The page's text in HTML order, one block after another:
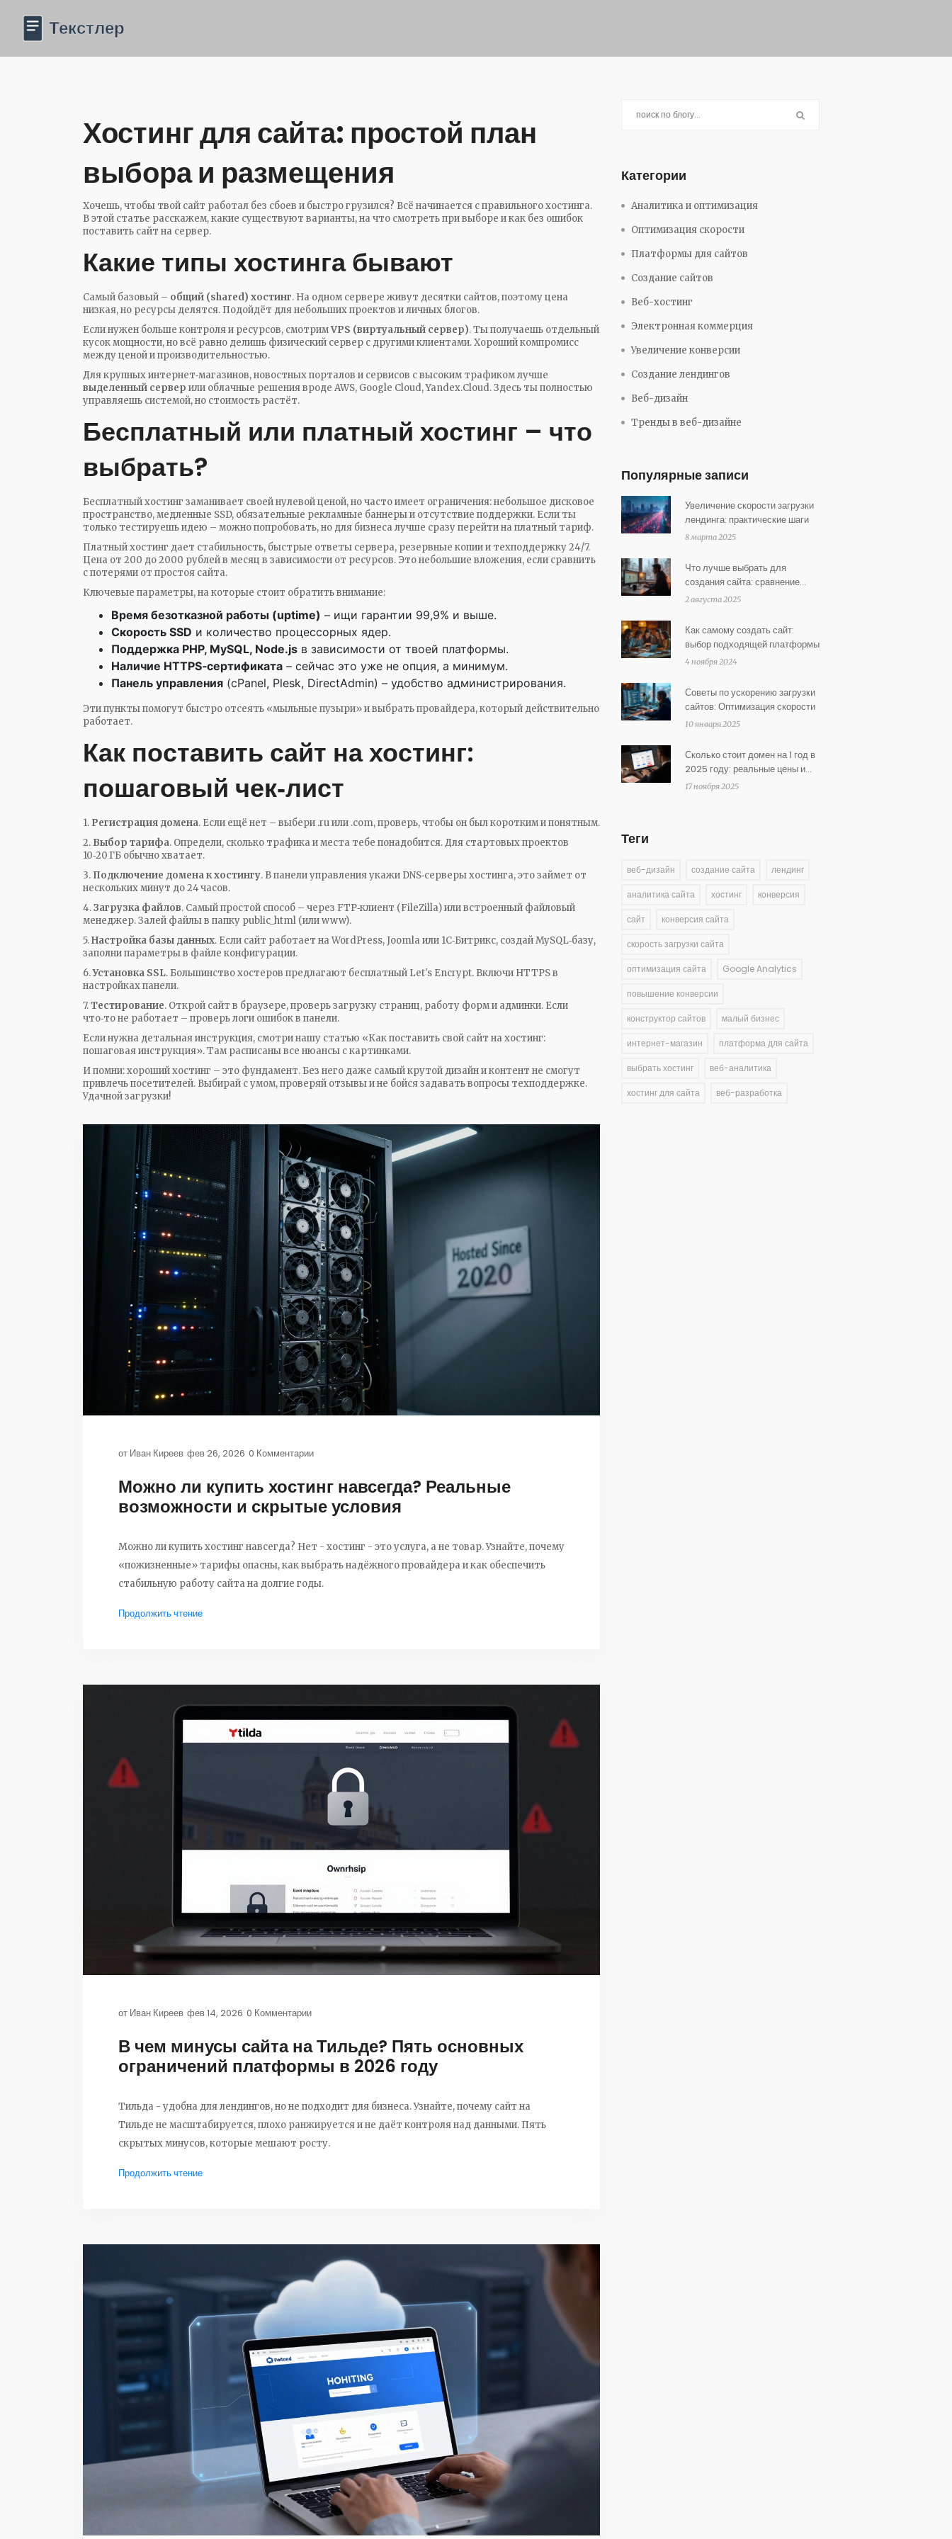
Хостинг для сайта: простой план
выбора и размещения
Хочешь, чтобы твой сайт работал без сбоев и быстро грузился? Всё начинается с правильного хостинга.
В этой статье расскажем, какие существуют варианты, на что смотреть при выборе и как без ошибок
поставить сайт на сервер.
Какие типы хостинга бывают
Самый базовый – общий (shared) хостинг. На одном сервере живут десятки сайтов, поэтому цена
низкая, но ресурсы делятся. Подойдёт для небольших проектов и личных блогов.
Если нужен больше контроля и ресурсов, смотримVPS (виртуальный сервер). Ты получаешь отдельный
кусок мощности, но всё равно делишь физический сервер с другими клиентами. Хороший компромисс
между ценой и производительностью.
Для крупных интернет‑магазинов, новостных порталов и сервисов с высоким трафиком лучше
выделенный сервер или облачные решения вроде AWS, Google Cloud, Yandex.Cloud. Здесь ты полностью
управляешь системой, но стоимость растёт.
Бесплатный или платный хостинг – что
выбрать?
Бесплатный хостинг заманивает своей нулевой ценой, но часто имеет ограничения: небольшое дисковое
пространство, медленные SSD, обязательные рекламные баннеры и отсутствие поддержки. Если ты
только тестируешь идею – можно попробовать, но для бизнеса лучше сразу перейти на платный тариф.
Платный хостинг дает стабильность, быстрые ответы сервера, резервные копии и техподдержку 24/7.
Цена от 200 до 2000 рублей в месяц в зависимости от ресурсов. Это небольшие вложения, если сравнить
с потерями от простоя сайта.
Ключевые параметры, на которые стоит обратить внимание:
Время безотказной работы (uptime) – ищи гарантии 99,9% и выше.
Скорость SSD и количество процессорных ядер.
Поддержка PHP, MySQL, Node.js в зависимости от твоей платформы.
Наличие HTTPS‑сертификата – сейчас это уже не опция, а минимум.
Панель управления (cPanel, Plesk, DirectAdmin) – удобство администрирования.
Эти пункты помогут быстро отсеять «мыльные пузыри» и выбрать провайдера, который действительно
работает.
Как поставить сайт на хостинг:
пошаговый чек‑лист
1. Регистрация домена. Если ещё нет – выбери .ru или .com, проверь, чтобы он был коротким и понятным.
2. Выбор тарифа. Определи, сколько трафика и места тебе понадобится. Для стартовых проектов
10‑20 ГБ обычно хватает.
3. Подключение домена к хостингу. В панели управления укажи DNS‑серверы хостинга, это займет от
нескольких минут до 24 часов.
4.Загрузка файлов. Самый простой способ – через FTP‑клиент (FileZilla) или встроенный файловый
менеджер. Залей файлы в папку public_html (или www).
5.Настройка базы данных. Если сайт работает на WordPress, Joomla или 1C‑Битрикс, создай MySQL‑базу,
заполни параметры в файле конфигурации.
6.Установка SSL. Большинство хостеров предлагают бесплатный Let's Encrypt. Включи HTTPS в
настройках панели.
7.Тестирование. Открой сайт в браузере, проверь загрузку страниц, работу форм и админки. Если
что‑то не работает – проверь логи ошибок в панели.
Если нужна детальная инструкция, смотри нашу статью «Как поставить свой сайт на хостинг:
пошаговая инструкция». Там расписаны все нюансы с картинками.
И помни: хороший хостинг – это фундамент. Без него даже самый крутой дизайн и контент не смогут
привлечь посетителей. Выбирай с умом, проверяй отзывы и не бойся задавать вопросы техподдержке.
Удачной загрузки!
от Иван Киреев фев 26, 2026 0 Комментарии
Можно ли купить хостинг навсегда? Реальные
возможности и скрытые условия
Можно ли купить хостинг навсегда? Нет - хостинг - это услуга, а не товар. Узнайте, почему
«пожизненные» тарифы опасны, как выбрать надёжного провайдера и как обеспечить
стабильную работу сайта на долгие годы.
Продолжить чтение
от Иван Киреев фев 14, 2026 0 Комментарии
В чем минусы сайта на Тильде? Пять основных
ограничений платформы в 2026 году
Тильда - удобна для лендингов, но не подходит для бизнеса. Узнайте, почему сайт на
Тильде не масштабируется, плохо ранжируется и не даёт контроля над данными. Пять
скрытых минусов, которые мешают росту.
Продолжить чтение
Категории
Аналитика и оптимизация
Оптимизация скорости
Платформы для сайтов
Создание сайтов
Веб-хостинг
Электронная коммерция
Увеличение конверсии
Создание лендингов
Веб-дизайн
Тренды в веб-дизайне
Популярные записи
Увеличение скорости загрузки
лендинга: практические шаги
8 марта 2025
Что лучше выбрать для
создания сайта: сравнение
платформ и подходов
2 августа 2025
Как самому создать сайт:
выбор подходящей платформы
4 ноября 2024
Советы по ускорению загрузки
сайтов: Оптимизация скорости
10 января 2025
Сколько стоит домен на 1 год в
2025 году: реальные цены и
как не переплатить
17 ноября 2025
Теги
веб-дизайн создание сайта лендинг
аналитика сайта хостинг конверсия
сайт конверсия сайта
скорость загрузки сайта
оптимизация сайта Google Analytics
повышение конверсии
конструктор сайтов малый бизнес
интернет-магазин платформа для сайта
выбрать хостинг веб-аналитика
хостинг для сайта веб-разработка